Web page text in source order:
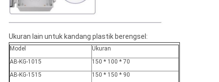
Ukuran lain untuk kandang plastik berengsel:
Model
Ukuran
AB-KG-1015
150 * 100 * 70
AB-KG-1515
150 * 150 * 90